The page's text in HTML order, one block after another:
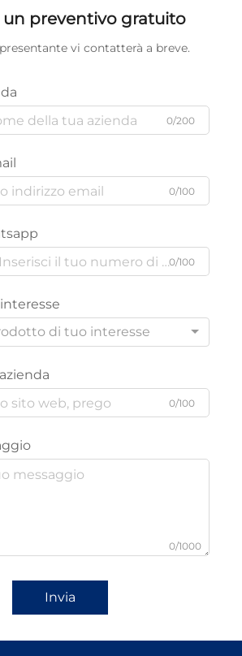
un preventivo gratuito
vi contatterà a breve.
0/200
0/100
0/100
di tuo interesse
0/100
0/1000
Invia